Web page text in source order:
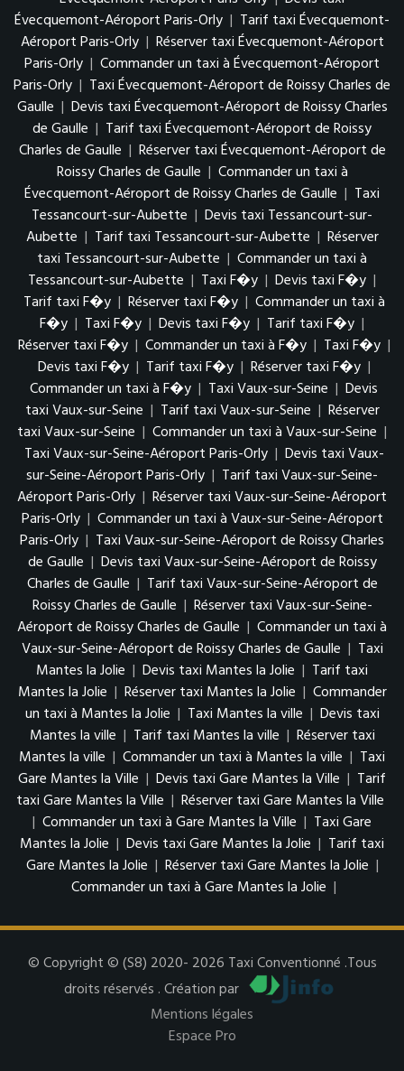
Évecquemont-Aéroport Paris-Orly | Tarif taxi Évecquemont-
Aéroport Paris-Orly | Réserver taxi Évecquemont-Aéroport
Paris-Orly | Commander un taxi à Évecquemont-Aéroport
Paris-Orly | Taxi Évecquemont-Aéroport de Roissy Charles de
Gaulle | Devis taxi Évecquemont-Aéroport de Roissy Charles
de Gaulle | Tarif taxi Évecquemont-Aéroport de Roissy
Charles de Gaulle | Réserver taxi Évecquemont-Aéroport de
Roissy Charles de Gaulle | Commander un taxi à
Évecquemont-Aéroport de Roissy Charles de Gaulle | Taxi
Tessancourt-sur-Aubette | Devis taxi Tessancourt-sur-
Aubette | Tarif taxi Tessancourt-sur-Aubette | Réserver
taxi Tessancourt-sur-Aubette | Commander un taxi à
Tessancourt-sur-Aubette | Taxi F�y | Devis taxi F�y |
Tarif taxi F�y | Réserver taxi F�y | Commander un taxi à
F�y | Taxi F�y | Devis taxi F�y | Tarif taxi F�y |
Réserver taxi F�y | Commander un taxi à F�y | Taxi F�y |
Devis taxi F�y | Tarif taxi F�y | Réserver taxi F�y |
Commander un taxi à F�y | Taxi Vaux-sur-Seine | Devis
taxi Vaux-sur-Seine | Tarif taxi Vaux-sur-Seine | Réserver
taxi Vaux-sur-Seine | Commander un taxi à Vaux-sur-Seine |
Taxi Vaux-sur-Seine-Aéroport Paris-Orly | Devis taxi Vaux-
sur-Seine-Aéroport Paris-Orly | Tarif taxi Vaux-sur-Seine-
Aéroport Paris-Orly | Réserver taxi Vaux-sur-Seine-Aéroport
Paris-Orly | Commander un taxi à Vaux-sur-Seine-Aéroport
Paris-Orly | Taxi Vaux-sur-Seine-Aéroport de Roissy Charles
de Gaulle | Devis taxi Vaux-sur-Seine-Aéroport de Roissy
Charles de Gaulle | Tarif taxi Vaux-sur-Seine-Aéroport de
Roissy Charles de Gaulle | Réserver taxi Vaux-sur-Seine-
Aéroport de Roissy Charles de Gaulle | Commander un taxi à
Vaux-sur-Seine-Aéroport de Roissy Charles de Gaulle | Taxi
Mantes la Jolie | Devis taxi Mantes la Jolie | Tarif taxi
Mantes la Jolie | Réserver taxi Mantes la Jolie | Commander
un taxi à Mantes la Jolie | Taxi Mantes la ville | Devis taxi
Mantes la ville | Tarif taxi Mantes la ville | Réserver taxi
Mantes la ville | Commander un taxi à Mantes la ville | Taxi
Gare Mantes la Ville | Devis taxi Gare Mantes la Ville | Tarif
taxi Gare Mantes la Ville | Réserver taxi Gare Mantes la Ville
| Commander un taxi à Gare Mantes la Ville | Taxi Gare
Mantes la Jolie | Devis taxi Gare Mantes la Jolie | Tarif taxi
Gare Mantes la Jolie | Réserver taxi Gare Mantes la Jolie |
Commander un taxi à Gare Mantes la Jolie |
© Copyright © (S8) 2020- 2026 Taxi Conventionné .Tous
droits réservés . Création par
Mentions légales
Espace Pro